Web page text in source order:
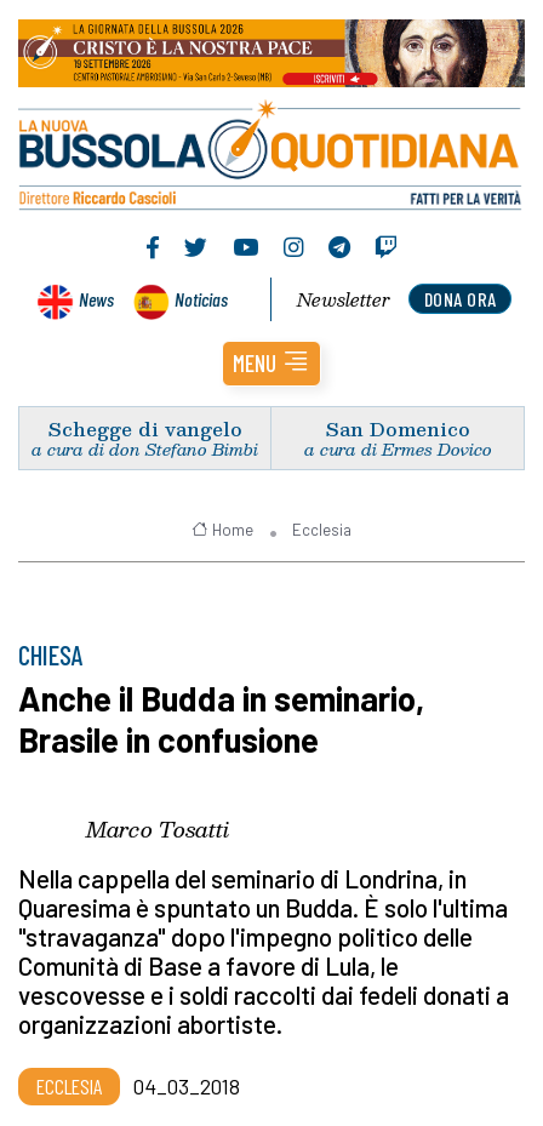
News Noticias DONA ORA
Newsletter
MENU
Schegge di vangelo
a cura di don Stefano Bimbi
San Domenico
a cura di Ermes Dovico
Home Ecclesia
CHIESA
Anche il Budda in seminario,
Brasile in confusione
Marco Tosatti
Nella cappella del seminario di Londrina, in
Quaresima è spuntato un Budda. È solo l'ultima
"stravaganza" dopo l'impegno politico delle
Comunità di Base a favore di Lula, le
vescovesse e i soldi raccolti dai fedeli donati a
organizzazioni abortiste.
ECCLESIA 04_03_2018